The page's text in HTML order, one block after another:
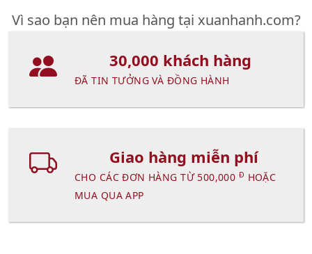
Vì sao bạn nên mua hàng tại xuanhanh.com?
30,000 khách hàng
ĐÃ TIN TƯỞNG VÀ ĐỒNG HÀNH
Giao hàng miễn phí
CHO CÁC ĐƠN HÀNG TỪ 500,000 Đ HOẶC
MUA QUA APP